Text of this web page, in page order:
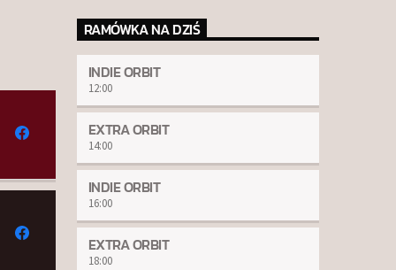
RAMÓWKA NA DZIŚ
INDIE ORBIT
12:00
EXTRA ORBIT
14:00
INDIE ORBIT
16:00
EXTRA ORBIT
18:00